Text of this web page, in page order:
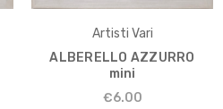
Artisti Vari
ALBERELLO AZZURRO
mini
€6.00